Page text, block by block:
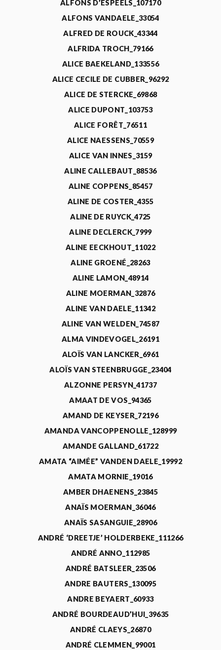
ALFONS D’ESPEELS_107170
ALFONS VANDAELE_33054
ALFRED DE ROUCK_43344
ALFRIDA TROCH_79166
ALICE BAEKELAND_133556
ALICE CECILE DE CUBBER_96292
ALICE DE STERCKE_69868
ALICE DUPONT_103753
ALICE FORÊT_76511
ALICE NAESSENS_70559
ALICE VAN INNES_3159
ALINE CALLEBAUT_88536
ALINE COPPENS_85457
ALINE DE COSTER_4355
ALINE DE RUYCK_4725
ALINE DECLERCK_7999
ALINE EECKHOUT_11022
ALINE GROENÉ_28263
ALINE LAMON_48914
ALINE MOERMAN_32876
ALINE VAN DAELE_11342
ALINE VAN WELDEN_74587
ALMA VINDEVOGEL_26191
ALOÏS VAN LANCKER_6961
ALOÏS VAN STEENBRUGGE_23404
ALZONNE PERSYN_41737
AMAAT DE VOS_94365
AMAND DE KEYSER_72196
AMANDA VANCOPPENOLLE_128999
AMANDE GALLAND_61722
AMATA “AIMÉE” VANDEN DAELE_19992
AMATA MORNIE_19016
AMBER DHAENENS_23845
ANAÏS MOERMAN_36046
ANAÏS SASANGUIE_28906
ANDRÉ ‘DREETJE’ HOLDERBEKE_111266
ANDRÉ ANNO_112985
ANDRÉ BATSLEER_23506
ANDRE BAUTERS_130095
ANDRE BEYAERT_60933
ANDRÉ BOURDEAUD’HUI_39635
ANDRÉ CLAEYS_26870
ANDRÉ CLEMMEN_99001